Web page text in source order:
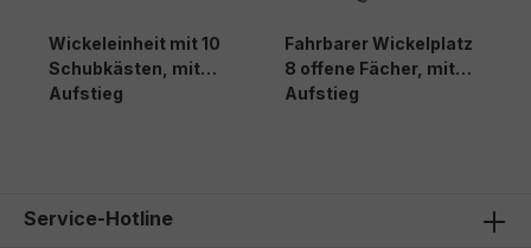
Wickeleinheit mit 10
Schubkästen, mit
Aufstieg
Fahrbarer Wickelplatz
8 offene Fächer, mit
Aufstieg
Service-Hotline